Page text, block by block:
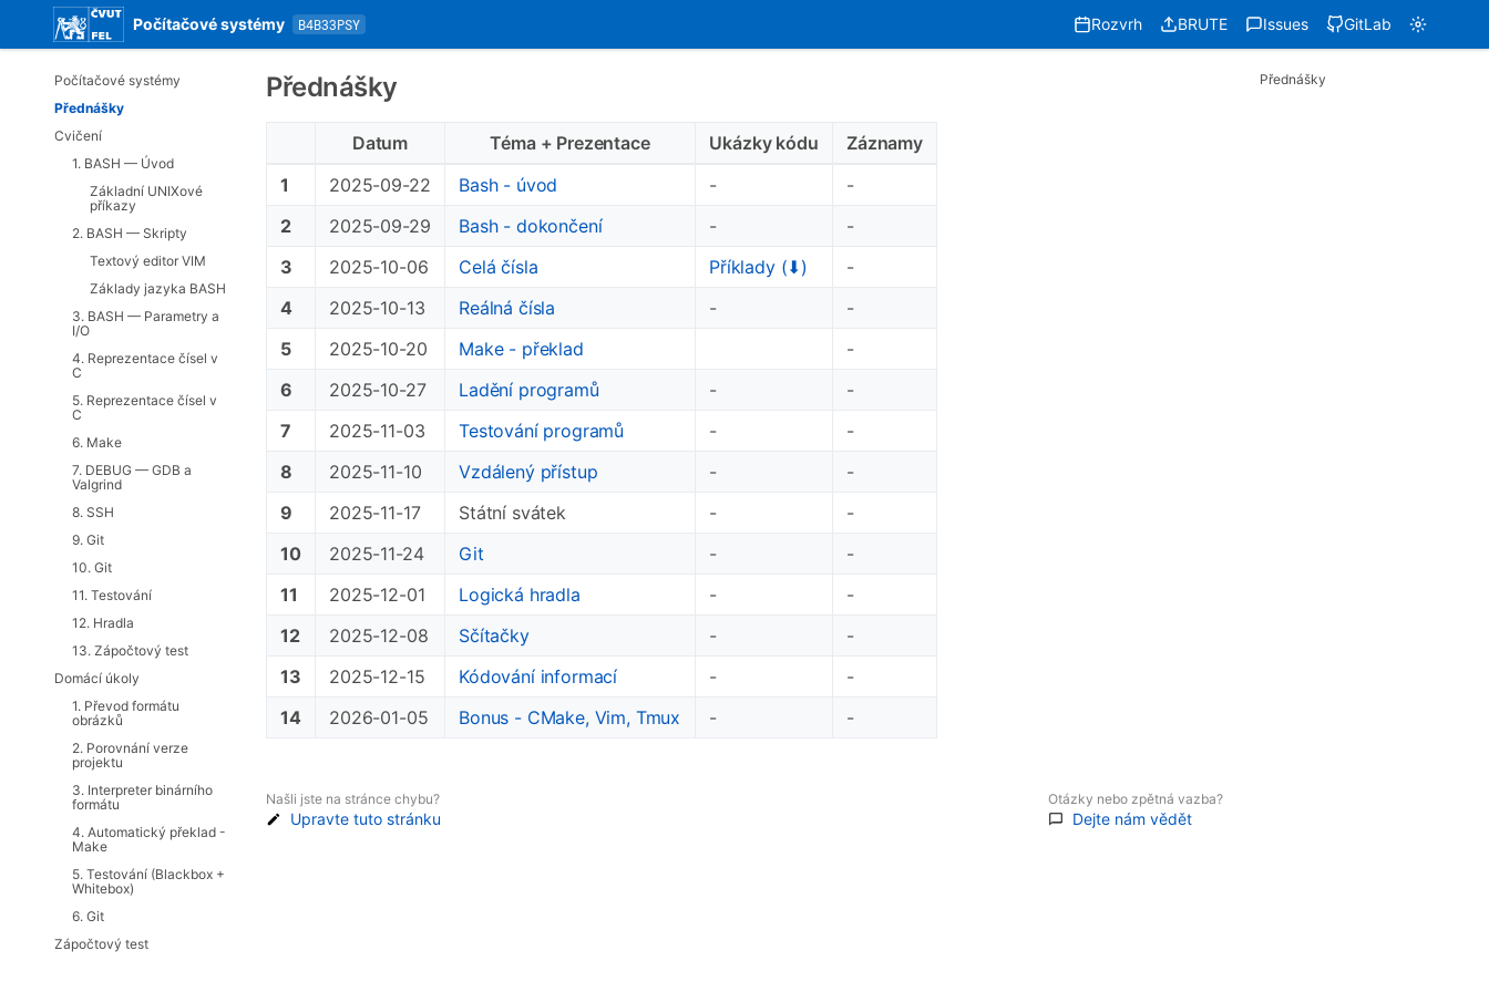
Počítačové systémy B4B33PSY Rozvrh BRUTE Issues GitLab
Počítačové systémy
Přednášky
Cvičení
1. BASH — Úvod
Základní UNIXové
příkazy
2. BASH — Skripty
Textový editor VIM
Základy jazyka BASH
3. BASH — Parametry a
I/O
4. Reprezentace čísel v
C
5. Reprezentace čísel v
C
6. Make
7. DEBUG — GDB a
Valgrind
8. SSH
9. Git
10. Git
11. Testování
12. Hradla
13. Zápočtový test
Domácí úkoly
1. Převod formátu
obrázků
2. Porovnání verze
projektu
3. Interpreter binárního
formátu
4. Automatický překlad -
Make
5. Testování (Blackbox +
Whitebox)
6. Git
Zápočtový test
Přednášky
Datum Téma + Prezentace Ukázky kódu
Záznamy
1
2025-09-22 Bash - úvod -
-
2
2025-09-29 Bash - dokončení -
-
3
2025-10-06 Celá čísla Příklady (⬇)
-
4
2025-10-13 Reálná čísla -
-
5
2025-10-20 Make - překlad
-
6
2025-10-27 Ladění programů -
-
7
2025-11-03 Testování programů -
-
8
2025-11-10 Vzdálený přístup -
-
9
2025-11-17 Státní svátek -
-
10
2025-11-24 Git -
-
11
2025-12-01 Logická hradla -
-
12
2025-12-08 Sčítačky -
-
13
2025-12-15 Kódování informací -
-
14
2026-01-05 Bonus - CMake, Vim, Tmux - -
Našli jste na stránce chybu?
Upravte tuto stránku
Otázky nebo zpětná vazba?
Dejte nám vědět
Přednášky